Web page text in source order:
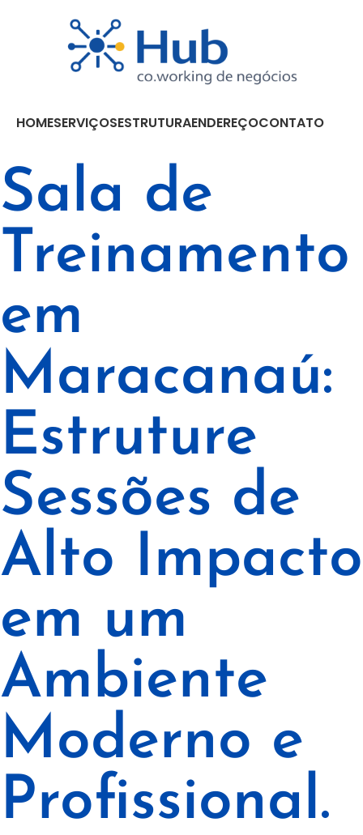
HOMESERVIÇOSESTRUTURAENDEREÇOCONTATO
Sala de
Treinamento
em
Maracanaú:
Estruture
Sessões de
Alto Impacto
em um
Ambiente
Moderno e
Profissional.